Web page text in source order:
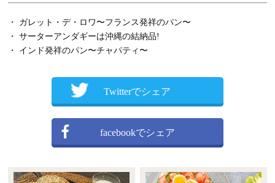
・ ガレット・デ・ロワ〜フランス発祥のパン〜
・ サーターアンダギーは沖縄の結納品!
・ インド発祥のパン〜チャパティ〜
Twitterでシェア
facebookでシェア